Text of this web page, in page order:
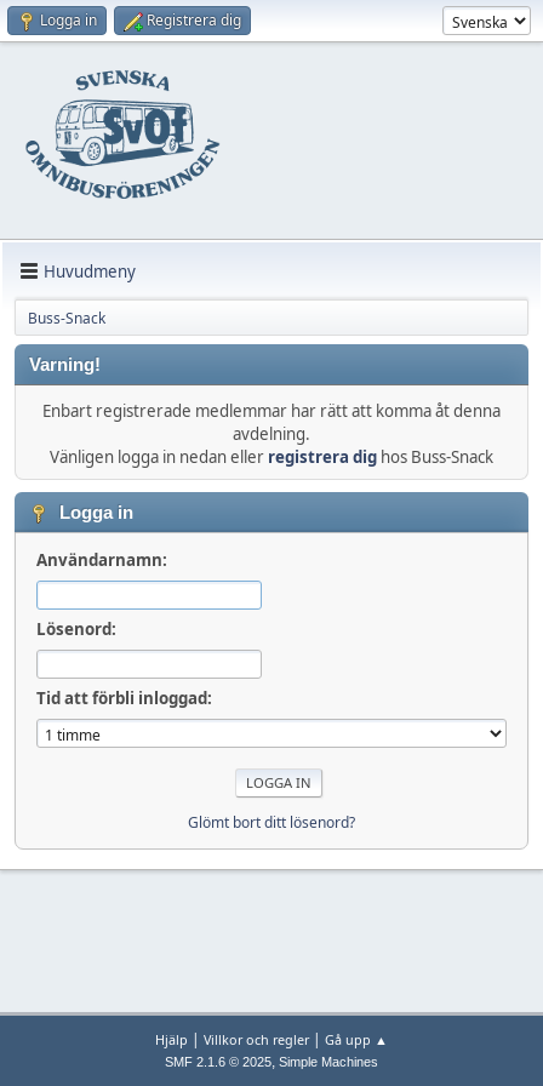
Logga in Registrera dig
Huvudmeny
Buss-Snack
Varning!
Enbart registrerade medlemmar har rätt att komma åt denna
avdelning.
Vänligen logga in nedan eller registrera dig hos Buss-Snack
Logga in
Användarnamn:
Lösenord:
Tid att förbli inloggad:
Glömt bort ditt lösenord?
Hjälp | Villkor och regler| Gå upp ▲
SMF 2.1.6 © 2025, Simple Machines